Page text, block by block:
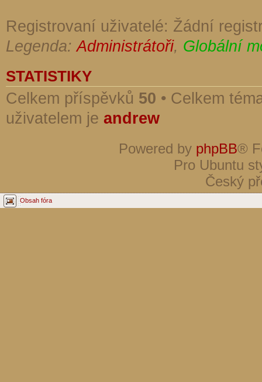
Registrovaní uživatelé: Žádní
Legenda:Administrátoři, Globální
STATISTIKY
Celkem příspěvků 50 • Celkem
uživatelem je andrew
Powered by phpBB®
Pro Ubuntu
Český
Obsah fóra